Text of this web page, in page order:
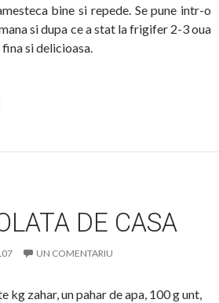
bine si repede. Se pune intr-o
si dupa ce a stat la frigifer 2-3 oua
si delicioasa.
DE CASA
UN COMENTARIU
kg zahar, un pahar de apa, 100 g unt,